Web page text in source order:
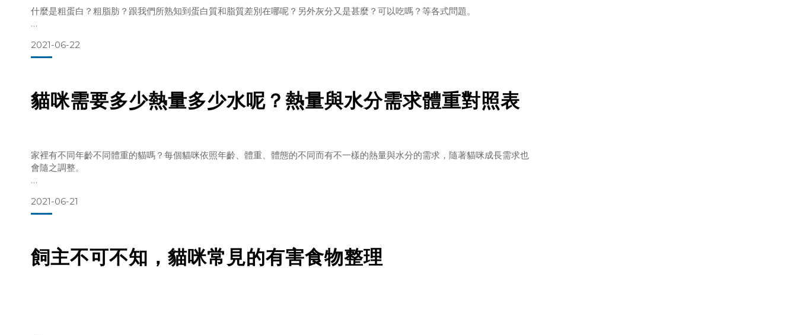
什麼是粗蛋白？粗脂肪？跟我們所熟知到蛋白質和脂質差別在哪呢？另外灰分又是甚麼？可以吃嗎？等各式問題。
質。
2021-06-22
貓咪需要多少熱量多少水呢？熱量與水分需求體重對照表
家裡有不同年齡不同體重的貓嗎？每個貓咪依照年齡、體重、體態的不同而有不一樣的熱量與水分的需求，隨著貓咪成長需求也
會隨之調整。
2021-06-21
飼主不可不知，貓咪常見的有害食物整理